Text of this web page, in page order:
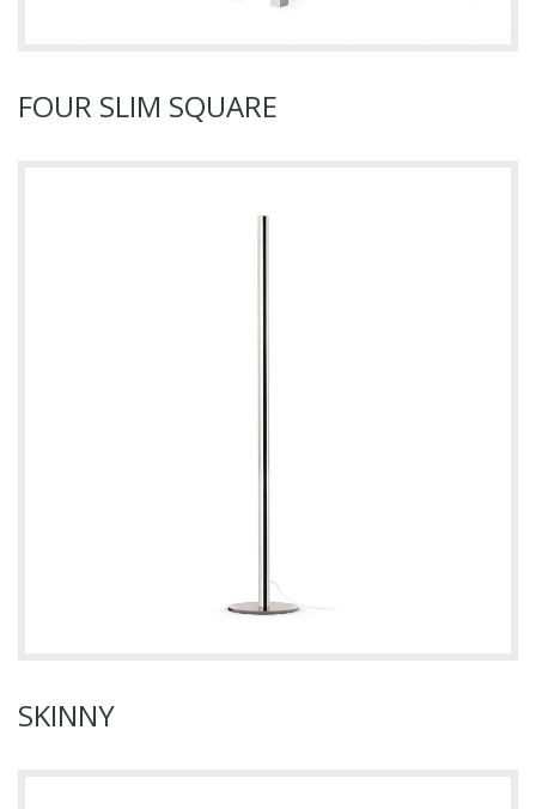
FOUR SLIM SQUARE
SKINNY